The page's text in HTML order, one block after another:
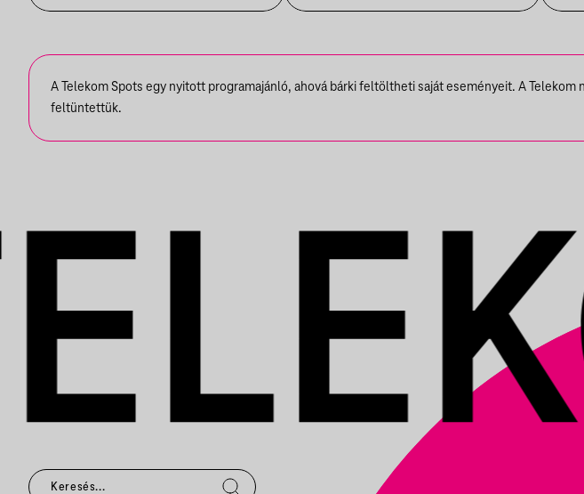
DUNYIBAN
VÁRHEGYUTCA
A Telekom Spots egy nyitott programajánló, ahová bárki feltöltheti saját eseményeit. A
feltüntettük.